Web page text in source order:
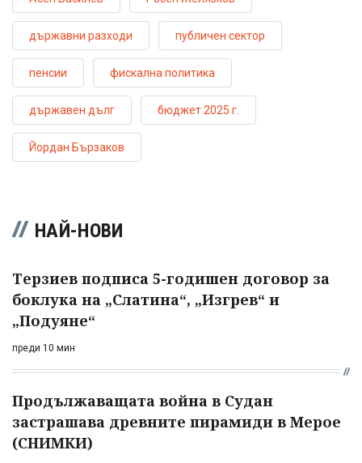
държавни разходи публичен сектор
пенсии фискална политика
държавен дълг бюджет 2025 г.
Йордан Бързаков
НАЙ-НОВИ
Терзиев подписа 5-годишен договор за
боклука на „Слатина“, „Изгрев“ и
„Подуяне“
преди 10 мин
Продължаващата война в Судан
застрашава древните пирамиди в Мерое
(СНИМКИ)